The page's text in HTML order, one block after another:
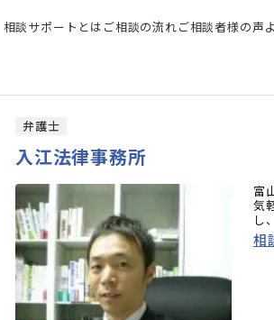
相談サポートとは ご相談の流れご相談者様の声
索結果
弁護士
入江法律事務所
富
気
し
相